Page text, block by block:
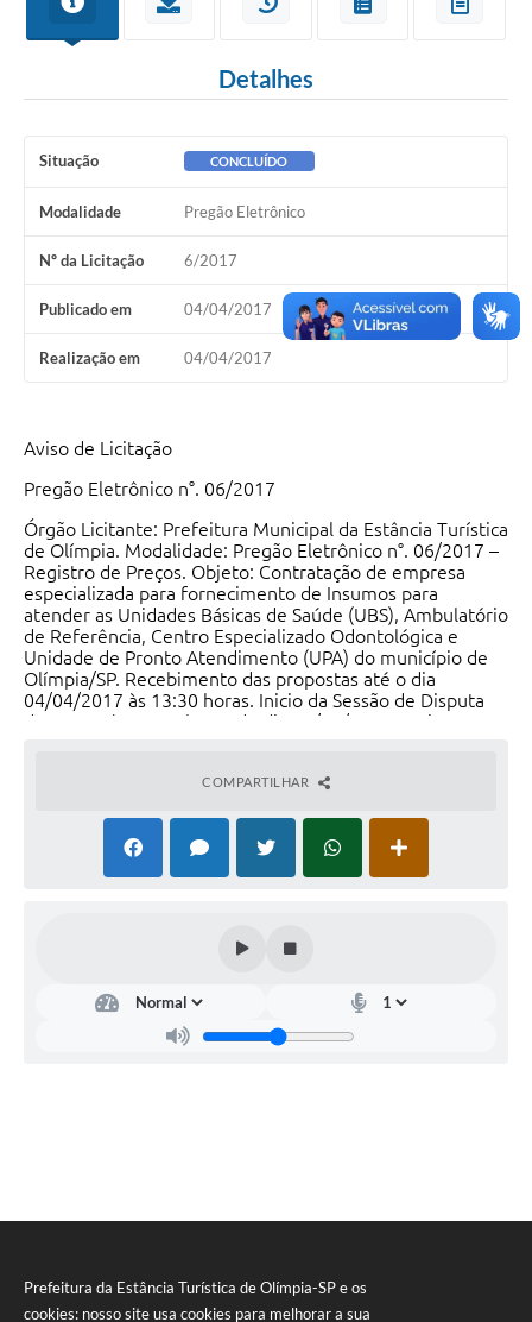
Prefeitura da Estância Turística de Olímpia-SP e os
cookies: nosso site usa cookies para melhorar a sua
Detalhes
Situação CONCLUÍDO
Modalidade Pregão Eletrônico
Nº da Licitação 6/2017
Publicado em 04/04/2017
Realização em 04/04/2017
Aviso de Licitação
Pregão Eletrônico n°. 06/2017
Órgão Licitante: Prefeitura Municipal da Estância Turística
de Olímpia. Modalidade: Pregão Eletrônico n°. 06/2017 –
Registro de Preços. Objeto: Contratação de empresa
especializada para fornecimento de Insumos para
atender as Unidades Básicas de Saúde (UBS), Ambulatório
de Referência, Centro Especializado Odontológica e
Unidade de Pronto Atendimento (UPA) do município de
Olímpia/SP. Recebimento das propostas até o dia
04/04/2017 às 13:30 horas. Inicio da Sessão de Disputa
de Preços às 14:00 horas do dia 04/04/2017. Maiores
Julho, n°. 1054 – Centro, Olímpia/SP, Tel.: (17) 3279-
www.olimpia.sp.gov.br/transparencia
, e www.bll.org.br.
Olímpia, 21 de março de 2017.
COMPARTILHAR